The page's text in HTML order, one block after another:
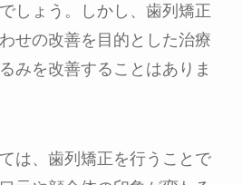
しょう。しかし、歯列矯正
せの改善を目的とした治療
みを改善することはありま
は、歯列矯正を行うことで